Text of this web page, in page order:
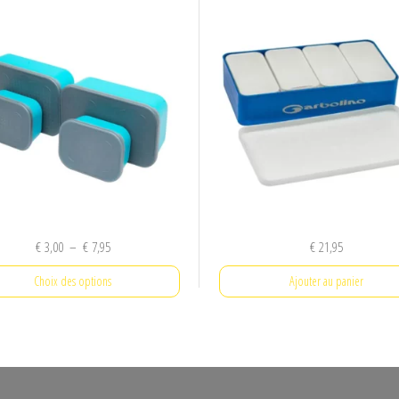
€3,00 – €7,95Plage
de
prix :
Choix des options
a
€21,95
Ajouter au panier